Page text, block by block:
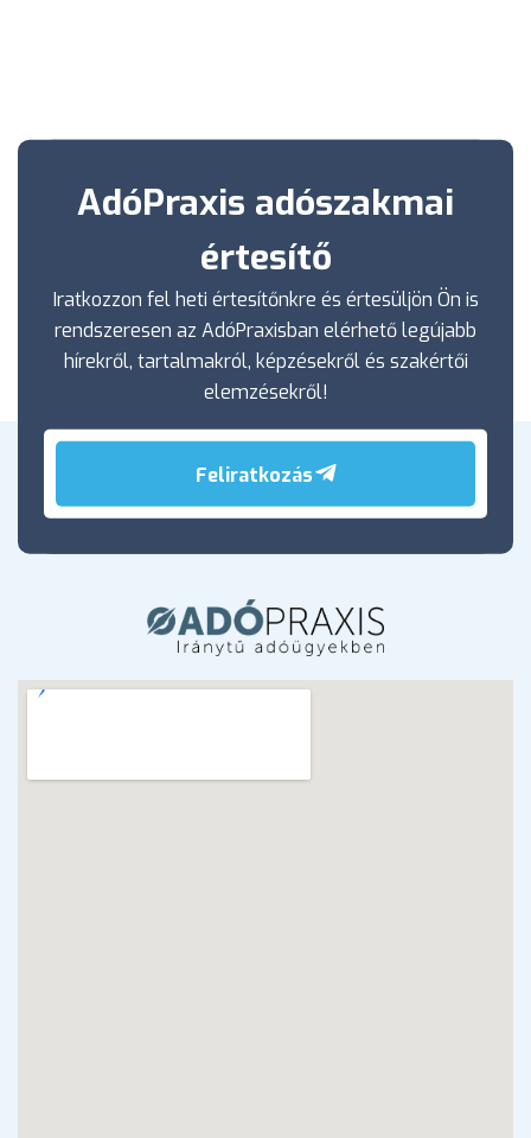
AdóPraxis adószakmai
értesítő
Iratkozzon fel heti értesítőnkre és értesüljön Ön is
rendszeresen az AdóPraxisban elérhető legújabb
hírekről, tartalmakról, képzésekről és szakértői
elemzésekről!
Feliratkozás